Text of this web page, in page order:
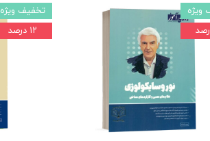
تخفیف ویژه
۱۲ درصد
ویژه